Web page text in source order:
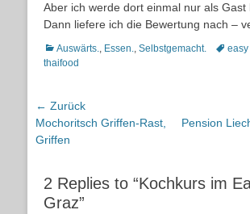
Aber ich werde dort einmal nur als Gast
Dann liefere ich die Bewertung nach –
Kategorien
Auswärts., Essen., Selbstgemacht.
thaifood
Beitragsnavigation
← Zurück
Vorheriger
Beitrag:
Mochoritsch Griffen-Rast,
Griffen
Nächster
Pension
2 Replies to “Kochkurs im
Graz”